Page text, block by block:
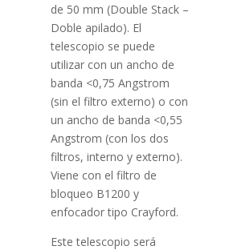
de 50 mm (Double Stack –
Doble apilado). El
telescopio se puede
utilizar con un ancho de
banda <0,75 Angstrom
(sin el filtro externo) o con
un ancho de banda <0,55
Angstrom (con los dos
filtros, interno y externo).
Viene con el filtro de
bloqueo B1200 y
enfocador tipo Crayford.
Este telescopio será